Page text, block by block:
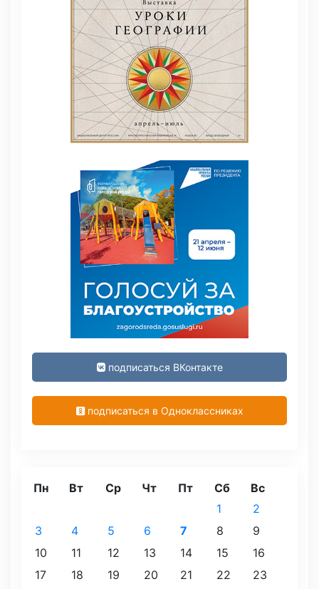
подписаться ВКонтакте
подписаться в Одноклассниках
Пн Вт Ср Чт Пт Сб
Вс
1
2
3
4 5 6 7 8
9
10
11 12 13 14 15
16
17
18 19 20 21 22 23